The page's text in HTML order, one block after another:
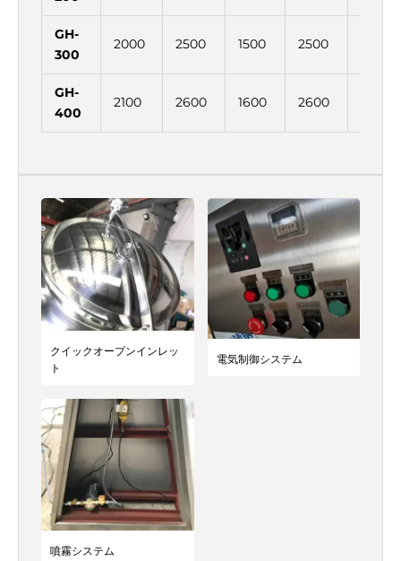
GH-
300
2000 2500 1500 2500
GH-
400
2100 2600 1600 2600
クイックオープンインレッ
ト
電気制御システム
噴霧システム